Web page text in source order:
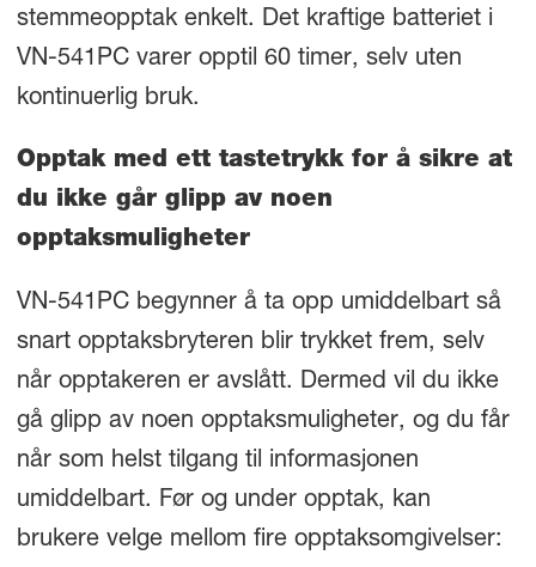
stemmeopptak enkelt. Det kraftige batteriet i
VN-541PC varer opptil 60 timer, selv uten
kontinuerlig bruk.
Opptak med ett tastetrykk for å sikre at
du ikke går glipp av noen
opptaksmuligheter
VN-541PC begynner å ta opp umiddelbart så
snart opptaksbryteren blir trykket frem, selv
når opptakeren er avslått. Dermed vil du ikke
gå glipp av noen opptaksmuligheter, og du får
når som helst tilgang til informasjonen
umiddelbart. Før og under opptak, kan
brukere velge mellom fire opptaksomgivelser: